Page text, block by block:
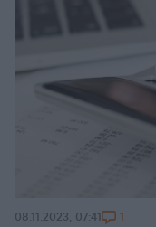
08.11.2023, 07:41 1